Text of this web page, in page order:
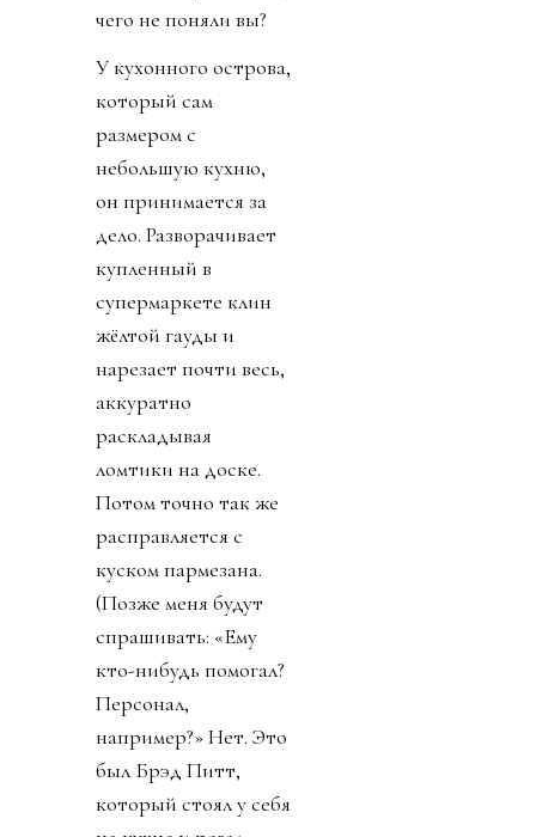
чего не поняли вы?
У кухонного острова,
который сам
размером с
небольшую кухню,
он принимается за
дело. Разворачивает
купленный в
супермаркете клин
жёлтой гауды и
нарезает почти весь,
аккуратно
раскладывая
ломтики на доске.
Потом точно так же
расправляется с
куском пармезана.
(Позже меня будут
спрашивать: «Ему
кто-нибудь помогал?
Персонал,
например?» Нет. Это
был Брэд Питт,
который стоял у себя